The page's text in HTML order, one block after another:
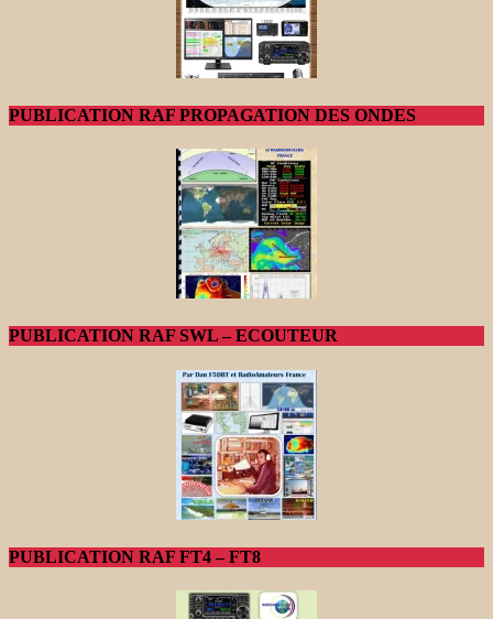
PUBLICATION RAF PROPAGATION DES ONDES
PUBLICATION RAF SWL – ECOUTEUR
PUBLICATION RAF FT4 – FT8